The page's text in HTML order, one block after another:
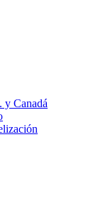
y Canadá